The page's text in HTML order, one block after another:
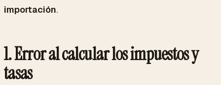
importación.
1.Error al calcular los impuestos y
tasas